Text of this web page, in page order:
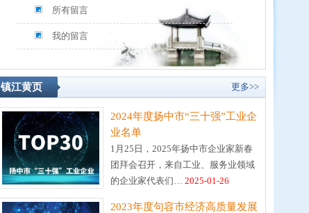
所有留言
我的留言
镇江黄页 更多>>
2024年度扬中市“三十强”工业企
业名单
1月25日，2025年扬中市企业家新春
团拜会召开，来自工业、服务业领域
的企业家代表们… 2025-01-26
2023年度句容市经济高质量发展